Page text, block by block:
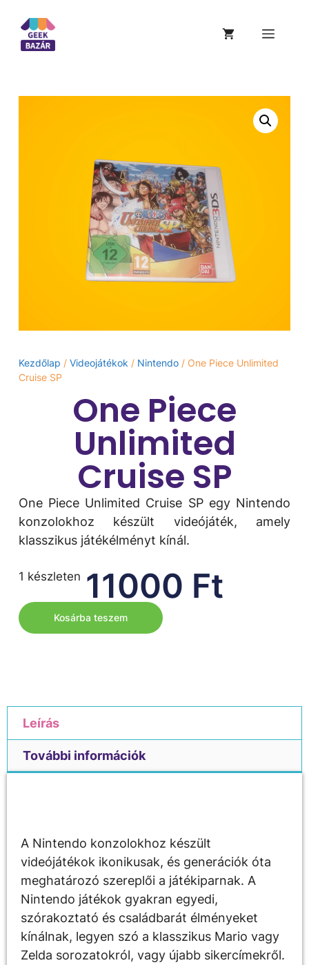
Kezdőlap / Videojátékok / Nintendo/ One Piece Unlimited
Cruise SP
One Piece
Unlimited
Cruise SP
One Piece Unlimited Cruise SP egy Nintendo
konzolokhoz készült videójáték, amely
klasszikus játékélményt kínál.
11000 Ft
1 készleten
Kosárba teszem
Leírás
További információk
A Nintendo konzolokhoz készült
videójátékok ikonikusak, és generációk óta
meghatározó szereplői a játékiparnak. A
Nintendo játékok gyakran egyedi,
szórakoztató és családbarát élményeket
kínálnak, legyen szó a klasszikus Mario vagy
Zelda sorozatokról, vagy újabb sikercímekről.